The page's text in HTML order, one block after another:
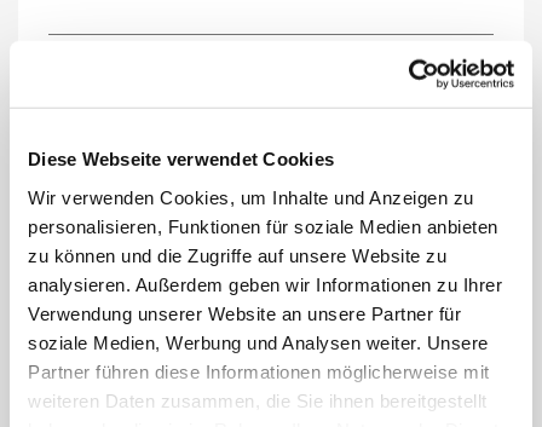
Diese Webseite verwendet Cookies
Wir verwenden Cookies, um Inhalte und Anzeigen zu
personalisieren, Funktionen für soziale Medien anbieten
zu können und die Zugriffe auf unsere Website zu
analysieren. Außerdem geben wir Informationen zu Ihrer
Verwendung unserer Website an unsere Partner für
soziale Medien, Werbung und Analysen weiter. Unsere
Partner führen diese Informationen möglicherweise mit
weiteren Daten zusammen, die Sie ihnen bereitgestellt
REISEZEITRAUM
ANZAHL ERWACHSENE